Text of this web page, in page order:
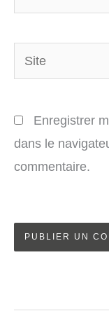
mail*
Site
Enregistrer
dans le
commentaire.